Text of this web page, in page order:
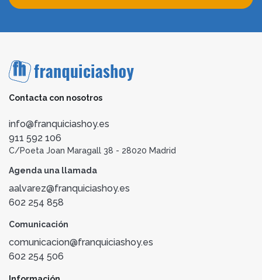
Contacta con nosotros
info@franquiciashoy.es
911 592 106
C/Poeta Joan Maragall 38 - 28020 Madrid
Agenda una llamada
aalvarez@franquiciashoy.es
602 254 858
Comunicación
comunicacion@franquiciashoy.es
602 254 506